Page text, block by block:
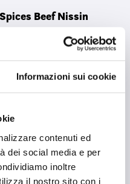
Informazioni sui cookie
contenuti ed
dei social media e per
inoltre
il nostro sito con i
Beef Nissin
Nissin
Nissin